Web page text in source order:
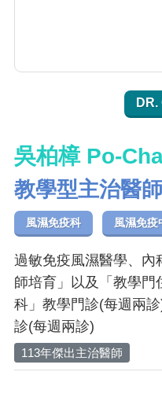
DR.
吳柏樟 Po-
教學型主治醫師
風濕免疫科 風濕免疫
過敏免疫風濕醫學、內
師培育」以及「教學門
科」教學門診(每週兩
診(每週兩診)
113年傑出主治醫師